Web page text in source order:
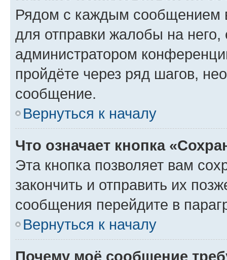
Рядом с каждым сообщением
для отправки жалобы на
администратором
пройдёте через ряд шагов,
сообщение.
Вернуться к началу
Что означает кнопка
Эта кнопка позволяет вам
закончить и отправить их
сообщения перейдите в
Вернуться к началу
Почему моё сообщение